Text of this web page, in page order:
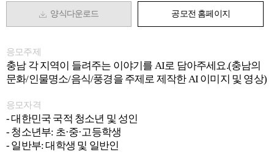
양식다운로드 공모전 홈페이지
응모주제
충남 각 지역이 들려주는 이야기를 AI로 담아주세요.(충남의
문화/인물명소/음식/풍경을 주제로 제작한 AI 이미지 및 영상)
응모자격
- 대한민국 국적 청소년 및 성인
- 청소년부: 초·중·고등학생
- 일반부: 대학생 및 일반인